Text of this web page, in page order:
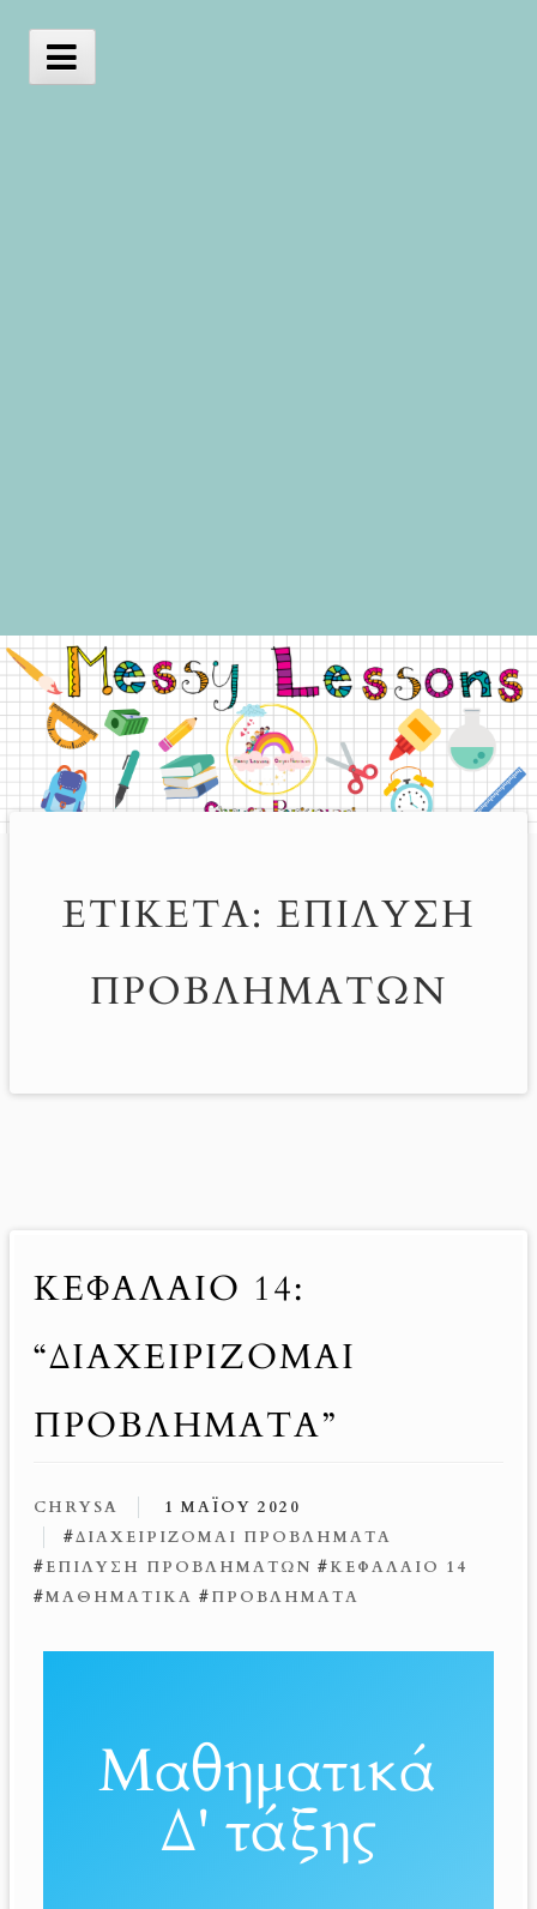
ΕΤΙΚΈΤΑ: ΕΠΊΛΥΣΗ
ΠΡΟΒΛΗΜΆΤΩΝ
ΚΕΦΑΛΑΙΟ 14:
“ΔΙΑΧΕΙΡΙΖΟΜΑΙ
ΠΡΟΒΛΗΜΑΤΑ”
CHRYSA
1 ΜΑΪ́ΟΥ 2020
#ΔΙΑΧΕΙΡΊΖΟΜΑΙ ΠΡΟΒΛΉΜΑΤΑ
#ΕΠΊΛΥΣΗ ΠΡΟΒΛΗΜΆΤΩΝ #ΚΕΦΆΛΑΙΟ 14
#ΜΑΘΗΜΑΤΙΚΆ #ΠΡΟΒΛΉΜΑΤΑ
Μαθηματικά
Δ' τάξης